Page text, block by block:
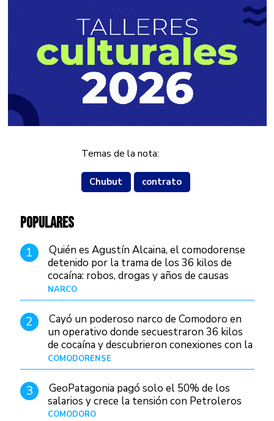
Temas de la nota:
Chubut contrato
POPULARES
1
Quién es Agustín Alcaina, el comodorense
detenido por la trama de los 36 kilos de
cocaína: robos, drogas y años de causas
judiciales
NARCO
2
Cayó un poderoso narco de Comodoro en
un operativo donde secuestraron 36 kilos
de cocaína y descubrieron conexiones con la
Patagonia
COMODORENSE
3
GeoPatagonia pagó solo el 50% de los
salarios y crece la tensión con Petroleros
COMODORO